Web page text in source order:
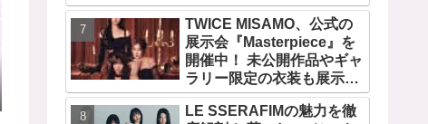
題とは
TWICE MISAMO、公式の
展示会『Masterpiece』を
開催中！ 未公開作品やギャ
ラリー限定の衣装も展示！
まさに最高傑作な世界に
LE SSERAFIMの魅力を徹